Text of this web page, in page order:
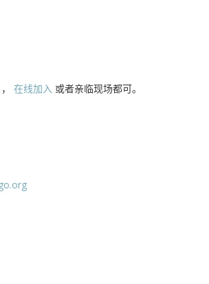
在线加入 或者亲临现场都可。